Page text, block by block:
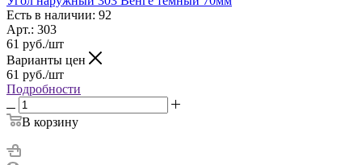
Есть в наличии: 92
Арт.: 303
61 руб./шт
Варианты цен
61 руб./шт
Подробности
В корзину